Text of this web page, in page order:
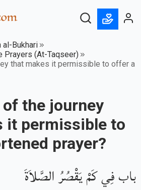
al-Bukhari
Prayers (At-Taqseer)
that makes it permissible to offer a
the journey
it permissible to
prayer?
باب فِي كَمْ يَقْصُرُ الصَّلاَةَ